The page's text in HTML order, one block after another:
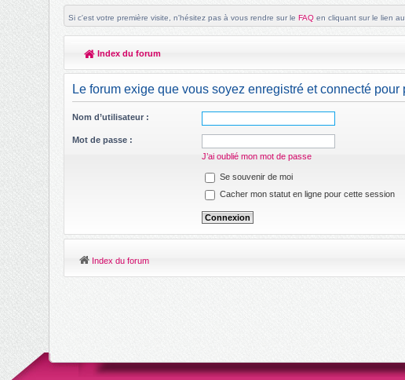
Si c'est votre première visite, n'hésitez pas à vous rendre sur le FAQ en cliquant sur le lien
Index du forum
Le forum exige que vous soyez enregistré et connecté
Nom d’utilisateur :
Mot de passe :
J’ai oublié mon mot de passe
Se souvenir de moi
Cacher mon statut en ligne pour cette session
Index du forum